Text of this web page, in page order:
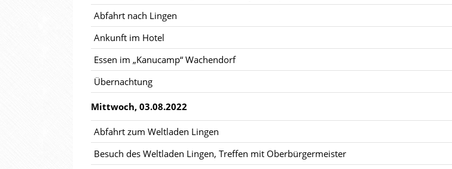
Abfahrt nach Lingen
Ankunft im Hotel
Essen im „Kanucamp“ Wachendorf
Übernachtung
Mittwoch, 03.08.2022
Abfahrt zum Weltladen Lingen
Besuch des Weltladen Lingen, Treffen mit Oberbürgermeister